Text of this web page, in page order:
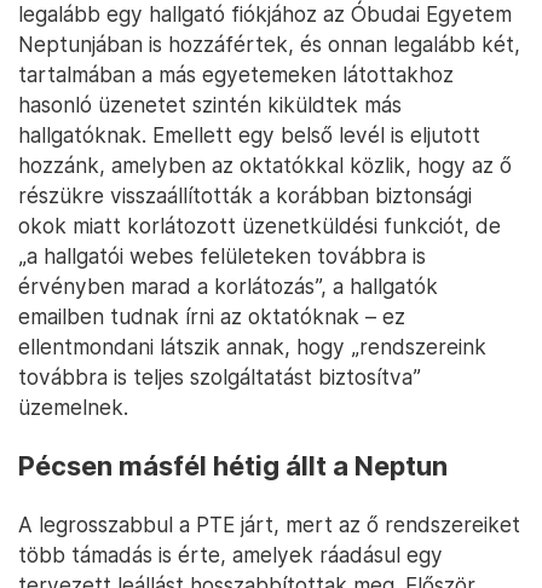
legalább egy hallgató fiókjához az Óbudai Egyetem
Neptunjában is hozzáfértek, és onnan legalább két,
tartalmában a más egyetemeken látottakhoz
hasonló üzenetet szintén kiküldtek más
hallgatóknak. Emellett egy belső levél is eljutott
hozzánk, amelyben az oktatókkal közlik, hogy az ő
részükre visszaállították a korábban biztonsági
okok miatt korlátozott üzenetküldési funkciót, de
„a hallgatói webes felületeken továbbra is
érvényben marad a korlátozás”, a hallgatók
emailben tudnak írni az oktatóknak – ez
ellentmondani látszik annak, hogy „rendszereink
továbbra is teljes szolgáltatást biztosítva”
üzemelnek.
Pécsen másfél hétig állt a Neptun
A legrosszabbul a PTE járt, mert az ő rendszereiket
több támadás is érte, amelyek ráadásul egy